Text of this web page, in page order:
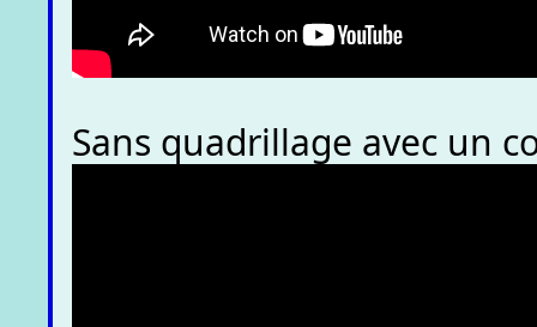
Sans quadrillage avec un